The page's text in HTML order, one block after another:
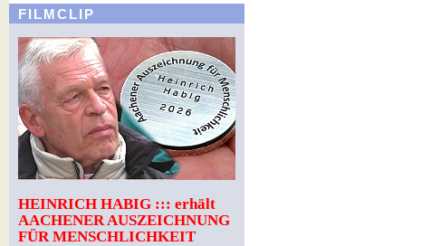
FILMCLIP
HEINRICH HABIG ::: erhält
AACHENER AUSZEICHNUNG
FÜR MENSCHLICHKEIT